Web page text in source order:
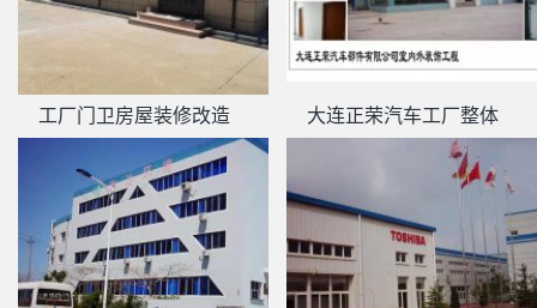
工厂门卫房屋装修改造 大连正荣汽车工厂整体